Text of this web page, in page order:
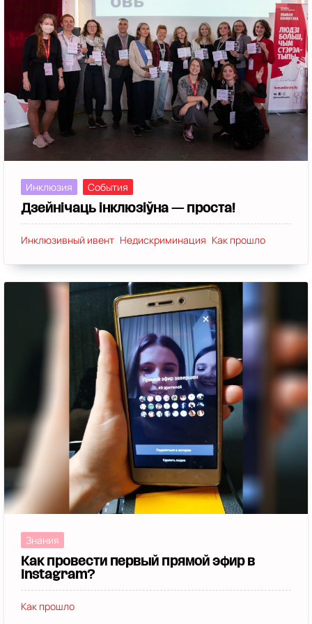
Пандус (1) Матрыярхат
Сталкинг
Бодзінейтральнасць(1)
Социальная игра
(1) Расліны(1) Диабет(1)
Жанчыны(1) Мультфильмы(1) Аудит (1)
Праздники
(1) Комиксы(1) Квиз (1) Шутки(1)
Горад
(1) Ассертивность(1) Фильмы(1)
СДВГ
(1) Политики (1) Подростки (1)
Инклюзия События
Дзейнічаць інклюзіўна — проста!
Инклюзивный ивент Недискриминация Как прошло
Знания
Как провести первый прямой эфир в
Instagram?
Как прошло